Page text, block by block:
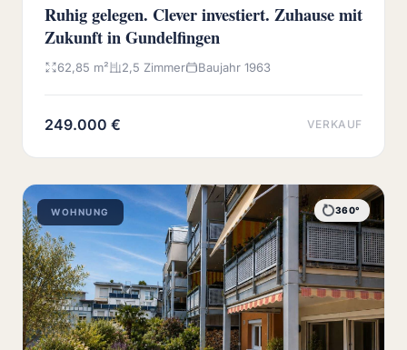
Ruhig gelegen. Clever investiert. Zuhause mit
Zukunft in Gundelfingen
62,85 m² 2,5 Zimmer Baujahr 1963
249.000 € VERKAUF
WOHNUNG 360°